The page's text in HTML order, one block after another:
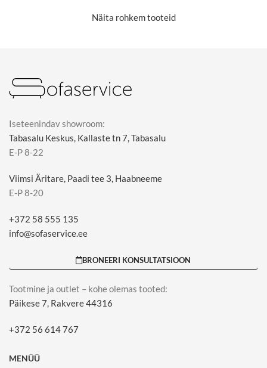
Näita rohkem tooteid
Iseteenindav showroom:
Tabasalu Keskus, Kallaste tn 7, Tabasalu
E-P 8-22
Viimsi Äritare, Paadi tee 3, Haabneeme
E-P 8-20
+372 58 555 135
info@sofaservice.ee
BRONEERI KONSULTATSIOON
Tootmine ja outlet – kohe olemas tooted:
Päikese 7, Rakvere 44316
+372 56 614 767
MENÜÜ